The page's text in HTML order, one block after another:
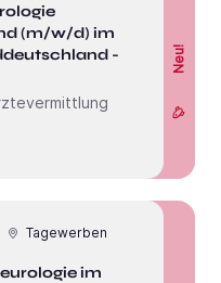
(m/w/d) im
-
Neu!
Tagewerben
im